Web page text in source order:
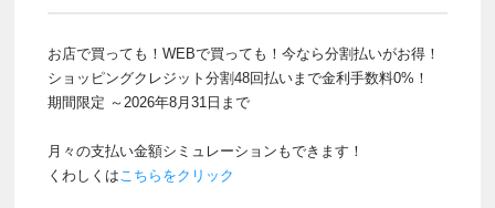
お店で買っても！WEBで買っても！今なら分割払いがお得！
ショッピングクレジット分割48回払いまで金利手数料0%！
期間限定 ～2026年8月31日まで
月々の支払い金額シミュレーションもできます！
くわしくはこちらをクリック